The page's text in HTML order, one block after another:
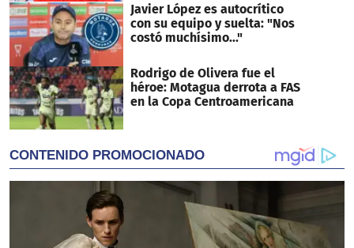
Javier López es autocrítico
con su equipo y suelta: "Nos
costó muchísimo..."
Rodrigo de Olivera fue el
héroe: Motagua derrota a FAS
en la Copa Centroamericana